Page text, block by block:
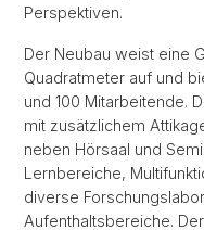
Perspektiven.
Der Neubau weist eine
Quadratmeter auf und
und 100 Mitarbeitende.
mit zusätzlichem
neben Hörsaal und
Lernbereiche,
diverse
Aufenthaltsbereiche.